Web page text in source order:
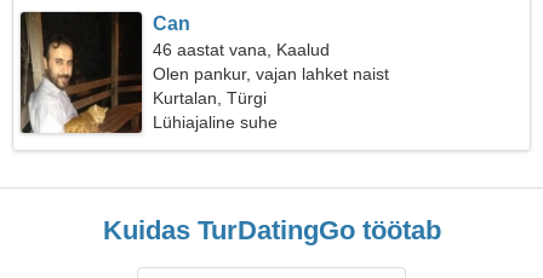
Can
46 aastat vana, Kaalud
Olen pankur, vajan lahket naist
Kurtalan, Türgi
Lühiajaline suhe
Kuidas TurDatingGo töötab